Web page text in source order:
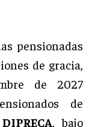
pensionadas
de gracia,
de 2027
de
DIPRECA, bajo